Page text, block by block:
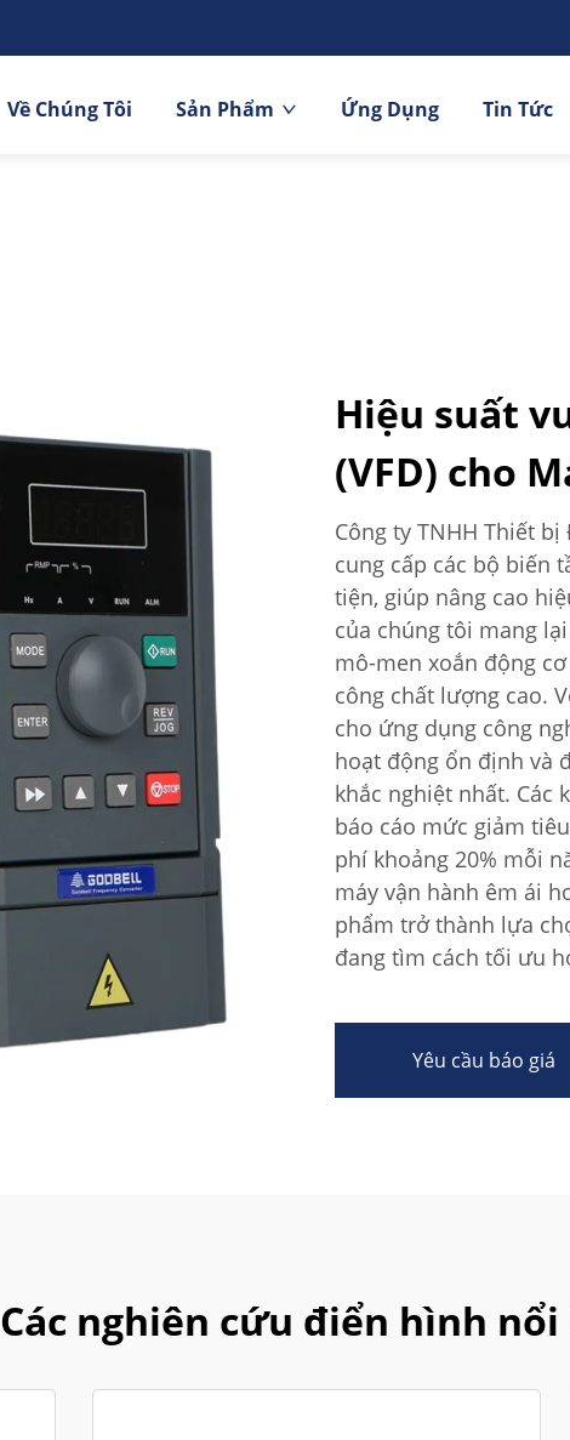
Về Chúng Tôi Sản Phẩm Ứng Dụng Tin Tức
Hiệu suất
(VFD) cho
Công ty TNHH Thiết
cung cấp các bộ biến
tiện, giúp nâng cao
của chúng tôi mang
mô-men xoắn động
công chất lượng cao.
cho ứng dụng công
hoạt động ổn định và
khắc nghiệt nhất. Các
báo cáo mức giảm
phí khoảng 20% mỗi
máy vận hành êm ái
phẩm trở thành lựa
đang tìm cách tối ưu
Yêu cầu báo giá
Các nghiên cứu điển hình